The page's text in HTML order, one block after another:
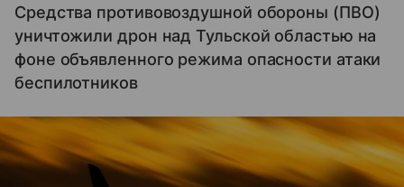
Средства противовоздушной обороны (ПВО)
уничтожили дрон над Тульской областью на
фоне объявленного режима опасности атаки
беспилотников